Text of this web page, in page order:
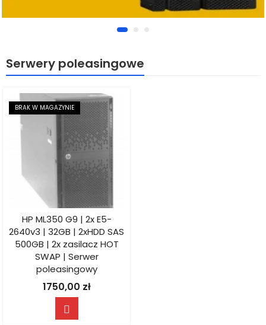
Serwery poleasingowe
BRAK W MAGAZYNIE
HP ML350 G9 | 2x E5-
2640v3 | 32GB | 2xHDD SAS
500GB | 2x zasilacz HOT
SWAP | Serwer
poleasingowy
1750,00 zł